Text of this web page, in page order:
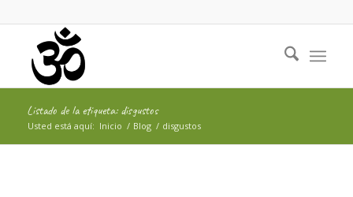
Listado de la etiqueta: disgustos
Usted está aquí: Inicio / Blog / disgustos